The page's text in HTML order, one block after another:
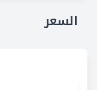
السعر